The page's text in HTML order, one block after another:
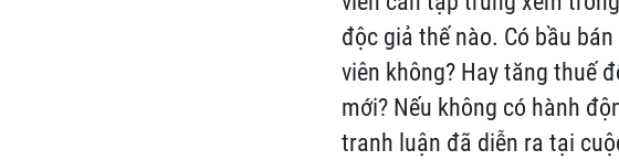
độc giả thế nào. Có bầu
viên không? Hay tăng thuế
mới? Nếu không có hành
tranh luận đã diễn ra tại